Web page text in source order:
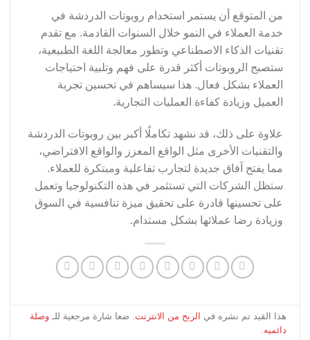
من المتوقع أن يستمر استخدام روبوتات الدردشة في
خدمة العملاء في النمو خلال السنوات القادمة. مع تقدم
تقنيات الذكاء الاصطناعي وتطور معالجة اللغة الطبيعية،
ستصبح الروبوتات أكثر قدرة على فهم وتلبية احتياجات
العملاء بشكل فعال. هذا سيساهم في تحسين تجربة
العميل وزيادة كفاءة العمليات التجارية.
علاوة على ذلك، قد نشهد تكاملًا أكبر بين روبوتات الدردشة
والتقنيات الأخرى مثل الواقع المعزز والواقع الافتراضي،
مما يفتح آفاق جديدة لتجارب تفاعلية ومبتكرة للعملاء.
ستظل الشركات التي تستثمر في هذه التكنولوجيا وتعمل
على تحسينها قادرة على تحقيق ميزة تنافسية في السوق
وزيادة رضا عملائها بشكل مستدام.
هذا القيد تم نشره في الربح من الانترنت. ضعا شارة مرجعية للـوصلة
دائميه.